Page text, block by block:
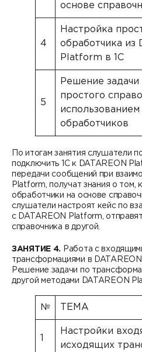
основе
4
Настройка
обработчика из
Platform в 1С
5
Решение
простого
обработчиков
По итогам занятия слушатели
подключить 1С к DATAREON
передачи сообщений при
Platform, получат знания о том,
обработчики на основе
слушатели настроят кейс по
с DATAREON Platform,
справочника в другой.
ЗАНЯТИЕ 4.
Работа с
трансформациями в
Решение задачи по
другой методами DATAREON
№ ТЕМА
Настройки
исходящих